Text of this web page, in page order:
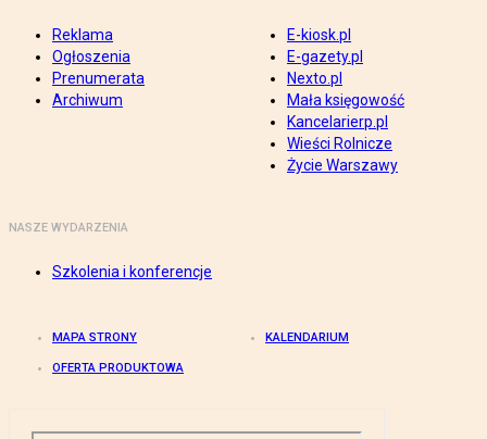
Reklama
Ogłoszenia
Prenumerata
Archiwum
E-kiosk.pl
E-gazety.pl
Nexto.pl
Mała księgowość
Kancelarierp.pl
Wieści Rolnicze
Życie Warszawy
NASZE WYDARZENIA
Szkolenia i konferencje
MAPA STRONY KALENDARIUM
OFERTA PRODUKTOWA